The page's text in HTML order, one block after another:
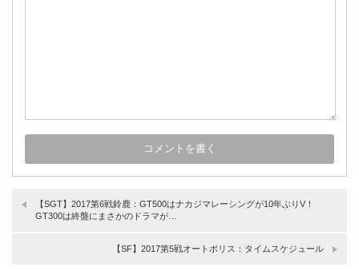
【SGT】2017第6戦鈴鹿：GT500はナカジマレーシングが10年ぶりV！
GT300は終盤にまさかのドラマが…
【SF】2017第5戦オートポリス：タイムスケジュール